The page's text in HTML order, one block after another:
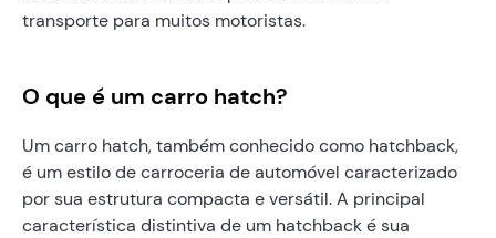
transporte para muitos motoristas.
O que é um carro hatch?
Um carro hatch, também conhecido como hatchback,
é um estilo de carroceria de automóvel caracterizado
por sua estrutura compacta e versátil. A principal
característica distintiva de um hatchback é sua